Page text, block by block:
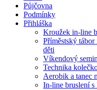
Půjčovna
Podmínky
Přihláška
Kroužek in-line
Příměstský
děti
Víkendový
Technika
Aerobik a tanec
In-line bruslení s